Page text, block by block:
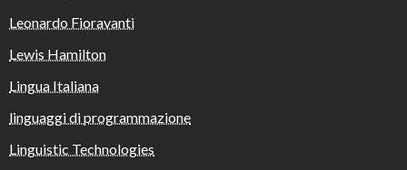
Leonardo Fioravanti
Lewis Hamilton
Lingua Italiana
linguaggi di programmazione
Linguistic Technologies